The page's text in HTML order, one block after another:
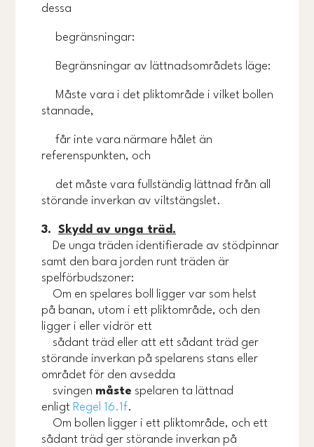
dessa
begränsningar:
Begränsningar av lättnadsområdets läge:
Måste vara i det pliktområde i vilket bollen
stannade,
får inte vara närmare hålet än
referenspunkten, och
det måste vara fullständig lättnad från all
störande inverkan av viltstängslet.
3. Skydd av unga träd.
De unga träden identifierade av stödpinnar
samt den bara jorden runt träden är
spelförbudszoner:
Om en spelares boll ligger var som helst
på banan, utom i ett pliktområde, och den
ligger i eller vidrör ett
sådant träd eller att ett sådant träd ger
störande inverkan på spelarens stans eller
området för den avsedda
svingen måste spelaren ta lättnad
enligt Regel 16.1f.
Om bollen ligger i ett pliktområde, och ett
sådant träd ger störande inverkan på